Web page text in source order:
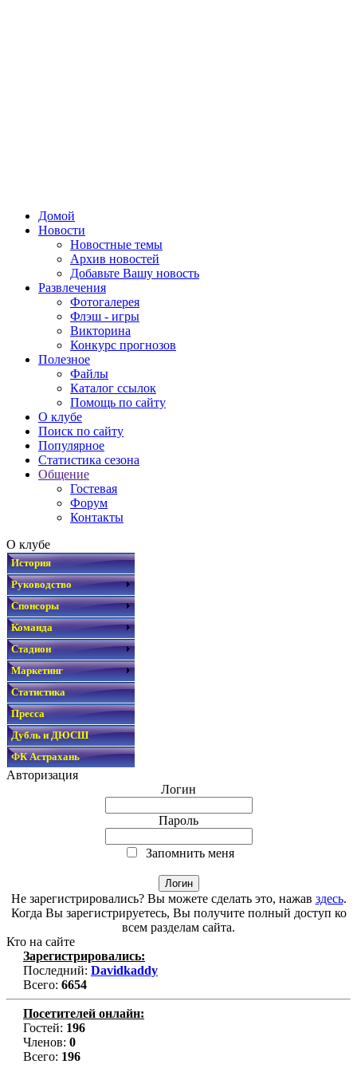
Домой
Новости
Новостные темы
Архив новостей
Добавьте Вашу новость
Развлечения
Фотогалерея
Флэш - игры
Викторина
Конкурс прогнозов
Полезное
Файлы
Каталог ссылок
Помощь по сайту
О клубе
Поиск по сайту
Популярное
Статистика сезона
Общение
Гостевая
Форум
Контакты
О клубе
История
Руководство
Спонсоры
Команда
Стадион
Маркетинг
Статистика
Пресса
Дубль и ДЮСШ
ФК Астрахань
Авторизация
Логин
Пароль
Запомнить меня
Не зарегистрировались? Вы можете сделать это, нажав здесь.
Когда Вы зарегистрируетесь, Вы получите полный доступ ко
всем разделам сайта.
Кто на сайте
Зарегистрировались:
Последний: Davidkaddy
Всего: 6654
Посетителей онлайн:
Гостей: 196
Членов: 0
Всего: 196